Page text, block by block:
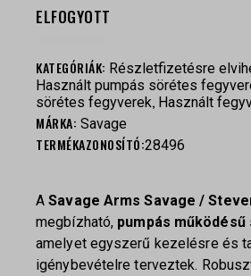
ELFOGYOTT
KATEGÓRIÁK: Részletfizetésre
Használt pumpás sörétes
sörétes fegyverek, Használt
MÁRKA: Savage
TERMÉKAZONOSÍTÓ:28496
ASavage Arms Savage /
megbízható, pumpás
amelyet egyszerű kezelésre és
igénybevételre terveztek.